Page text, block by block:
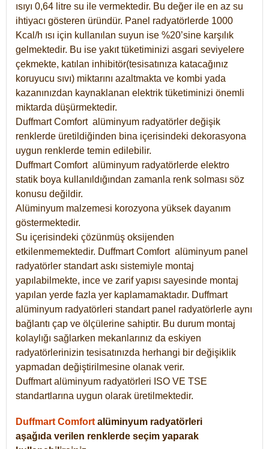
ısıyı 0,64 litre su ile vermektedir. Bu değer ile en az su
ihtiyacı gösteren üründür. Panel radyatörlerde 1000
Kcal/h ısı için kullanılan suyun ise %20’sine karşılık
gelmektedir. Bu ise yakıt tüketiminizi asgari seviyelere
çekmekte, katılan inhibitör(tesisatınıza katacağınız
koruyucu sıvı) miktarını azaltmakta ve kombi yada
kazanınızdan kaynaklanan elektrik tüketiminizi önemli
miktarda düşürmektedir.
Duffmart Comfort alüminyum radyatörler değişik
renklerde üretildiğinden bina içerisindeki dekorasyona
uygun renklerde temin edilebilir.
DuffmartComfort alüminyum radyatörlerde elektro
statik boya kullanıldığından zamanla renk solması söz
konusu değildir.
Alüminyum malzemesi korozyona yüksek dayanım
göstermektedir.
Su içerisindeki çözünmüş oksijenden
etkilenmemektedir. DuffmartComfort alüminyum panel
radyatörler standart askı sistemiyle montaj
yapılabilmekte, ince ve zarif yapısı sayesinde montaj
yapılan yerde fazla yer kaplamamaktadır. Duffmart
alüminyum radyatörleri standart panel radyatörlerle aynı
bağlantı çap ve ölçülerine sahiptir. Bu durum montaj
kolaylığı sağlarken mekanlarınız da eskiyen
radyatörlerinizin tesisatınızda herhangi bir değişiklik
yapmadan değiştirilmesine olanak verir.
Duffmart alüminyum radyatörleri ISO VE TSE
standartlarına uygun olarak üretilmektedir.
Duffmart Comfort alüminyum radyatörleri
aşağıda verilen renklerde seçim yaparak